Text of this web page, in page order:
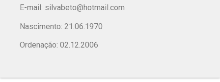
E-mail: silvabeto@hotmail.com
Nascimento: 21.06.1970
Ordenação: 02.12.2006